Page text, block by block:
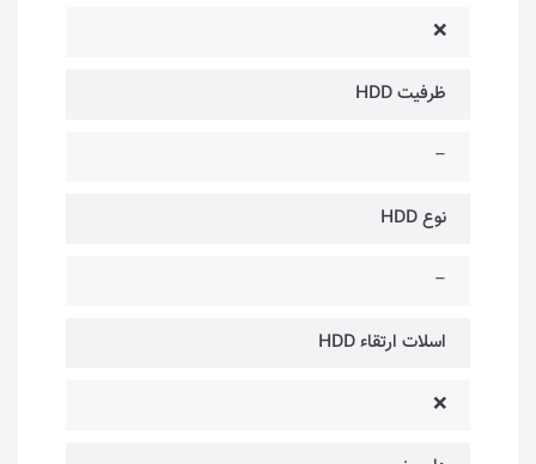
❌
ظرفیت HDD
–
نوع HDD
–
اسلات ارتقاء HDD
❌